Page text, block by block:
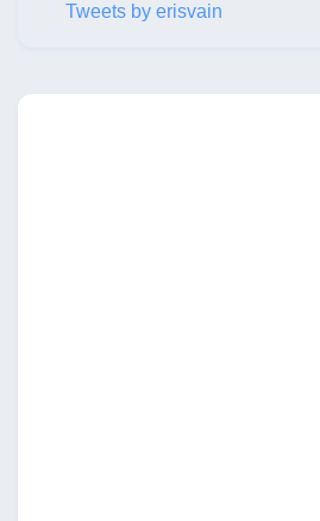
Tweets by erisvain